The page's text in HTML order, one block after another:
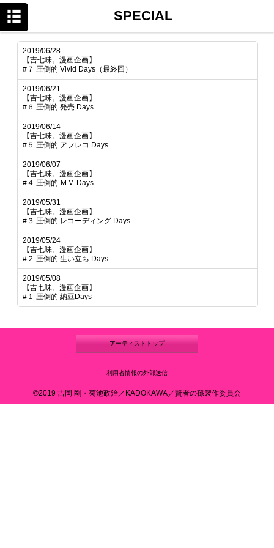
SPECIAL
2019/06/28
【吉七味。漫画企画】
#７ 圧倒的 Vivid Days（最終回）
2019/06/21
【吉七味。漫画企画】
#６ 圧倒的 発売 Days
2019/06/14
【吉七味。漫画企画】
#５ 圧倒的 アフレコ Days
2019/06/07
【吉七味。漫画企画】
#４ 圧倒的 ＭＶ Days
2019/05/31
【吉七味。漫画企画】
#３ 圧倒的 レコーディング Days
2019/05/24
【吉七味。漫画企画】
#２ 圧倒的 生い立ち Days
2019/05/08
【吉七味。漫画企画】
#１ 圧倒的 納豆Days
アーティストトップ
利用者情報の外部送信
©2019 吉岡 剛・菊池政治／KADOKAWA／賢者の孫製作委員会
NEWS
PROFILE
DISCOGRAPHY
SPECIAL
SHOWROOM